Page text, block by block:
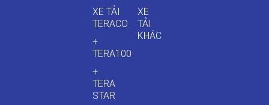
XE TẢI
TERACO
+
TERA100
+
TERA
STAR
XE
TẢI
KHÁC